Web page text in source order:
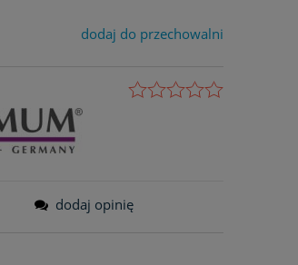
dodaj do przechowalni
dodaj opinię